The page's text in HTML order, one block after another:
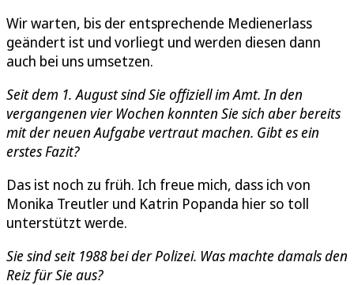
Wir warten, bis der entsprechende Medienerlass
geändert ist und vorliegt und werden diesen dann
auch bei uns umsetzen.
Seit dem 1. August sind Sie offiziell im Amt. In den
vergangenen vier Wochen konnten Sie sich aber bereits
mit der neuen Aufgabe vertraut machen. Gibt es ein
erstes Fazit?
Das ist noch zu früh. Ich freue mich, dass ich von
Monika Treutler und Katrin Popanda hier so toll
unterstützt werde.
Sie sind seit 1988 bei der Polizei. Was machte damals den
Reiz für Sie aus?